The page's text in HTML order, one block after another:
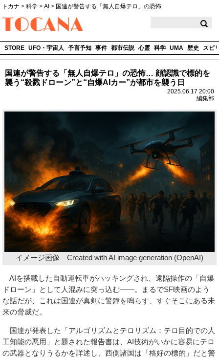
トカナ > 科学 > AI > 国連が警告する「無人自爆テロ」の恐怖
STORE UFO・宇宙人 予言予知 事件 都市伝説 心霊 科学 UMA 歴史 スピ
国連が警告する「無人自爆テロ」の恐怖… 顔認識で標的を
襲う“殺戮ドローン”と“自爆AIカー”が都市を襲う日
2025.06.17 20:00
編集部
イメージ画像 Created with AI image generation (OpenAI)
AIを搭載した自動運転車がハッキングされ、遠隔操作の「自爆
ドローン」として人混みに突っ込む――。まるでSF映画のよう
な話だが、これは国連が真剣に警鐘を鳴らす、すぐそこにある未
来の脅威だ。
国連が発表した「アルゴリズムとテロリズム：テロ目的での人
工知能の悪用」と題された報告書は、AI技術がいかに容易にテロ
の武器となりうるかを詳述し、西側諸国は「格好の標的」だと警